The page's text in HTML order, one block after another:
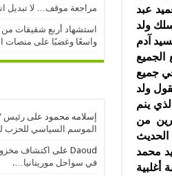
عبد
ولد
آدم
جميع
ولد
ينم
من
الحديث
محمد
أغلبية
مراجعة موقف… لا تبديل
استشهاد أربع شقيقات من
واسعًا وغضبًا على منصات
إسلامه محمود علىرئيس
الموسم السياسي للحزب لسنة
Daoud على اكتشاف
في سواحل موريتانيا….